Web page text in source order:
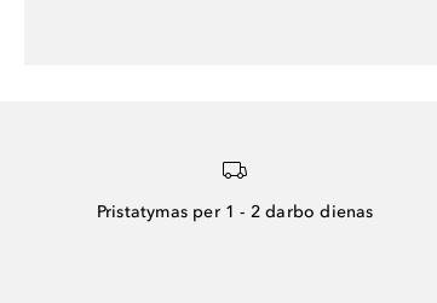
Pristatymas per 1 - 2 darbo dienas